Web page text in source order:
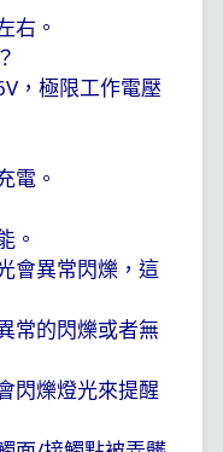
右。
，極限工作電壓
電。
。
會異常閃爍，這
常的閃爍或者無
閃爍燈光來提醒